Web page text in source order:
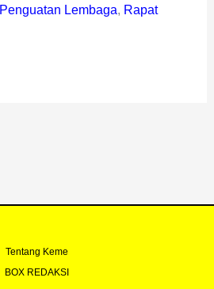
Penguatan Lembaga, Rapat
Tentang Keme
BOX REDAKSI